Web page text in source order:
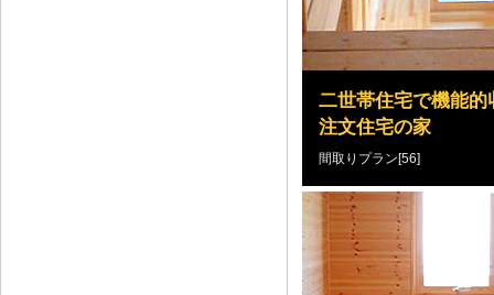
二世帯住宅で機能
注文住宅の家
間取りプラン[56]